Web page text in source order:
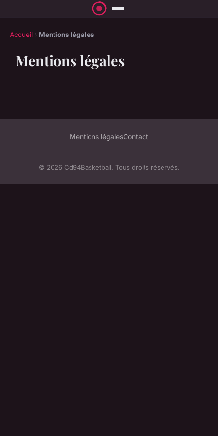
Accueil › Mentions légales
Mentions légales
Mentions légalesContact
© 2026 Cd94Basketball. Tous droits réservés.